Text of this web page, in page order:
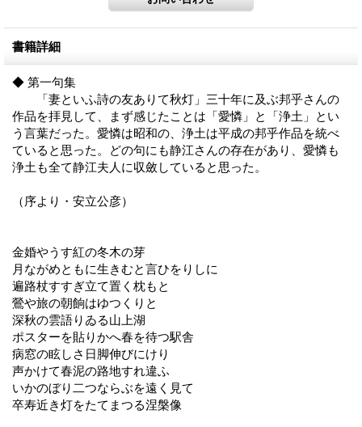
書籍詳細
◆ 第一句集
「妻といふ詩の友ありて秋灯」三十年に及ぶ邦乎さんの
作品を拝見して、まず感じたことは「愛憐」と「浄土」とい
う言葉だった。愛憐は昭和の、浄土は平成の邦乎作品を統べ
ていると思った。どの句にも静江さんの存在があり、愛憐も
浄土も全て静江夫人に収斂していると思った。
（序より・安立公彦）
金婚やうす紅の冬木の芽
月ながめともに生きむと言ひをりしに
遍路杖すすぎ立て置く枕もと
鶯や旅の朝餉はゆつくりと
深秋の雲語りゐる山上湖
ポスターを貼りかへ春を待つ駅舎
病窓の眩しさ日脚伸びにけり
声かけて春泥の路地すれ違ふ
いかのぼり二つならぶを遠く見て
卒寿近き灯をたてまつる涅槃像